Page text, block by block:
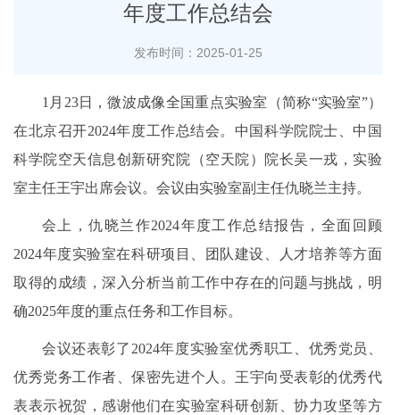
年度工作总结会
发布时间：2025-01-25
1月23日，微波成像全国重点实验室（简称“实验室”）
在北京召开2024年度工作总结会。中国科学院院士、中国
科学院空天信息创新研究院（空天院）院长吴一戎，实验
室主任王宇出席会议。会议由实验室副主任仇晓兰主持。
会上，仇晓兰作2024年度工作总结报告，全面回顾
2024年度实验室在科研项目、团队建设、人才培养等方面
取得的成绩，深入分析当前工作中存在的问题与挑战，明
确2025年度的重点任务和工作目标。
会议还表彰了2024年度实验室优秀职工、优秀党员、
优秀党务工作者、保密先进个人。王宇向受表彰的优秀代
表表示祝贺，感谢他们在实验室科研创新、协力攻坚等方